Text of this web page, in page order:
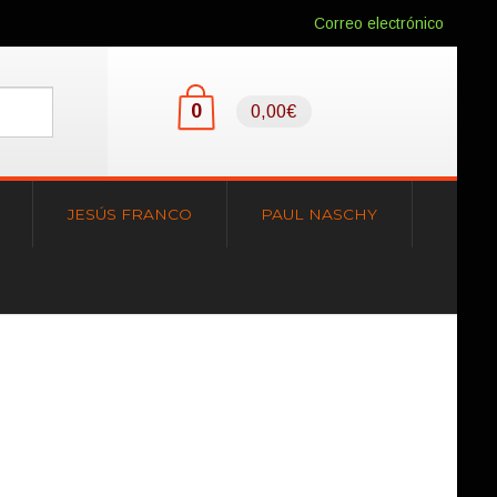
Correo electrónico
0 0,00€
JESÚS FRANCO PAUL NASCHY